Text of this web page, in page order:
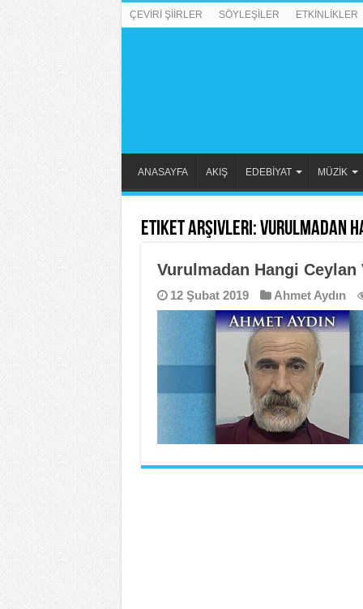
ÇEVİRİ ŞİİRLER SÖYLEŞİLER ETKİNLİKLER
ANASAYFA AKIŞ EDEBİYAT MÜZİK
Etiket Arşivleri:Vurulmadan
Vurulmadan Hangi Ceylan
12 Şubat 2019 Ahmet Aydın